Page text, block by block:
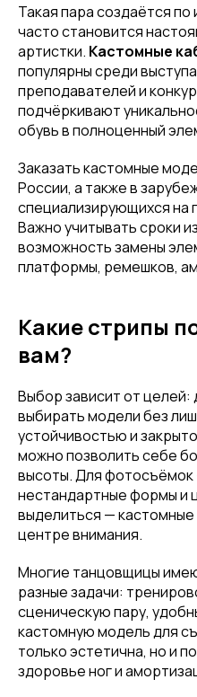
Привет! Дарим
покупку!
...и узнавай
Email
Нажимая на кнопку, вы
персональных данных
Такая пара создаётся по
часто становится
артистки. Кастомные
популярны среди
преподавателей и
подчёркивают
обувь в полноценный
Заказать кастомные
России, а также в
специализирующихся на
Важно учитывать сроки
возможность замены
платформы, ремешков,
Какие стрипы
вам?
Выбор зависит от целей:
выбирать модели без
устойчивостью и
можно позволить себе
высоты. Для фотосъёмок
нестандартные формы и
выделиться — кастомные
центре внимания.
Многие танцовщицы
разные задачи:
сценическую пару,
кастомную модель для
только эстетична, но и
здоровье ног и